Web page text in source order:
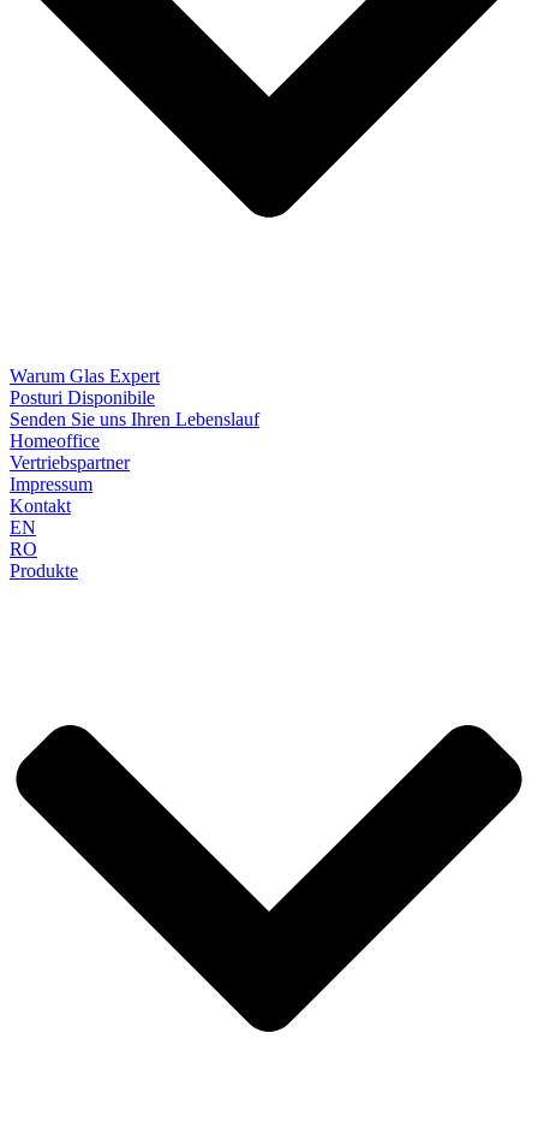
Warum Glas Expert
Posturi Disponibile
Senden Sie uns Ihren Lebenslauf
Homeoffice
Vertriebspartner
Impressum
Kontakt
EN
RO
Produkte